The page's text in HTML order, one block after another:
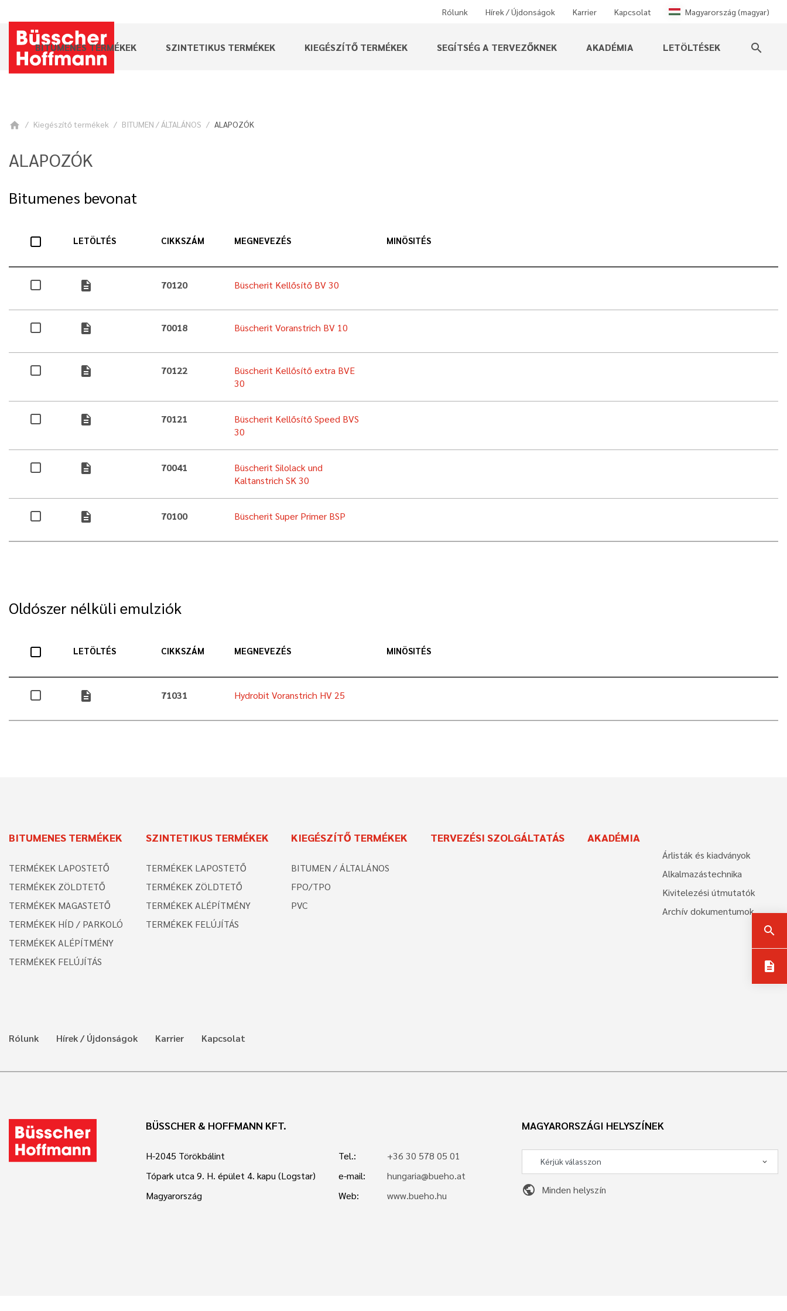
Rólunk Hírek / Újdonságok Karrier Kapcsolat Magyarország (magyar)
BITUMENES TERMÉKEK SZINTETIKUS TERMÉKEK KIEGÉSZÍTŐ TERMÉKEK SEGÍTSÉG A TERVEZŐKNEK AKADÉMIA LETÖLTÉSEK search
home Kiegészítő termékek BITUMEN / ÁLTALÁNOS ALAPOZÓK
ALAPOZÓK
search
description
Bitumenes bevonat
LETÖLTÉS CIKKSZÁM MEGNEVEZÉS MINÖSITÉS
description 70120 Büscherit Kellősítő BV 30
description 70018 Büscherit Voranstrich BV 10
description 70122
Büscherit Kellősítő extra BVE
30
description 70121
Büscherit Kellősítő Speed BVS
30
description 70041
Büscherit Silolack und
Kaltanstrich SK 30
description 70100 Büscherit Super Primer BSP
Oldószer nélküli emulziók
LETÖLTÉS CIKKSZÁM MEGNEVEZÉS MINÖSITÉS
description 71031 Hydrobit Voranstrich HV 25
BITUMENES TERMÉKEK
TERMÉKEK LAPOSTETŐ
TERMÉKEK ZÖLDTETŐ
TERMÉKEK MAGASTETŐ
TERMÉKEK HÍD / PARKOLÓ
TERMÉKEK ALÉPÍTMÉNY
TERMÉKEK FELÚJÍTÁS
SZINTETIKUS TERMÉKEK
TERMÉKEK LAPOSTETŐ
TERMÉKEK ZÖLDTETŐ
TERMÉKEK ALÉPÍTMÉNY
TERMÉKEK FELÚJÍTÁS
KIEGÉSZÍTŐ TERMÉKEK
BITUMEN / ÁLTALÁNOS
FPO/TPO
PVC
TERVEZÉSI SZOLGÁLTATÁS AKADÉMIA
Árlisták és kiadványok
Alkalmazástechnika
Kivitelezési útmutatók
Archív dokumentumok
Rólunk Hírek / Újdonságok Karrier Kapcsolat
BÜSSCHER & HOFFMANN KFT.
H-2045 Törökbálint
Tópark utca 9. H. épület 4. kapu (Logstar)
Magyarország
Tel.:
+36 30 578 05 01
e-mail:
hungaria@bueho.at
Web:
www.bueho.hu
MAGYARORSZÁGI HELYSZÍNEK
public Minden helyszín